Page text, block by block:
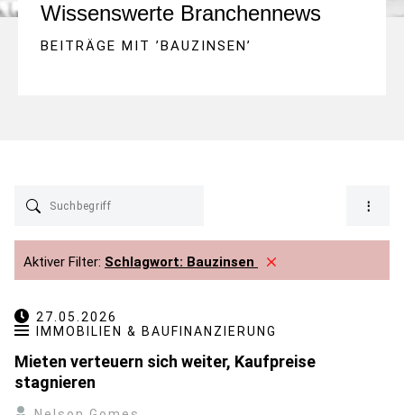
Wissenswerte Branchennews
BEITRÄGE MIT ’BAUZINSEN’
Aktiver Filter: Schlagwort: Bauzinsen
27.05.2026
IMMOBILIEN & BAUFINANZIERUNG
Mieten verteuern sich weiter, Kaufpreise
stagnieren